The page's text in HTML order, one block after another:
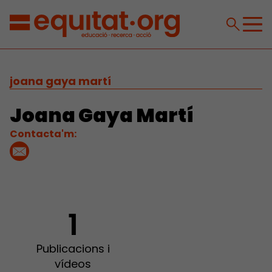
joana gaya martí
Joana Gaya Martí
Contacta'm:
1
Publicacions i
vídeos